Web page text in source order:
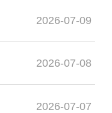
2026-07-09
2026-07-08
2026-07-07